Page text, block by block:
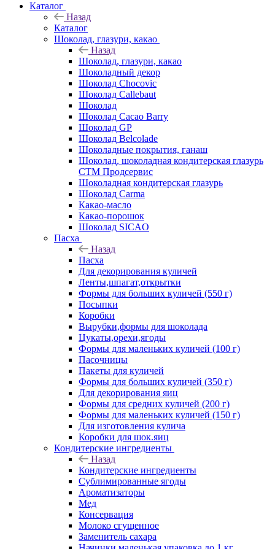
Каталог
Назад
Каталог
Шоколад, глазури, какао
Назад
Шоколад, глазури, какао
Шоколадный декор
Шоколад Chocovic
Шоколад Callebaut
Шоколад
Шоколад Cacao Barry
Шоколад GP
Шоколад Belcolade
Шоколадные покрытия, ганаш
Шоколад, шоколадная кондитерская глазурь
СТМ Продсервис
Шоколадная кондитерская глазурь
Шоколад Carma
Какао-масло
Какао-порошок
Шоколад SICAO
Пасха
Назад
Пасха
Для декорирования куличей
Ленты,шпагат,открытки
Формы для больших куличей (550 г)
Посыпки
Коробки
Вырубки,формы для шоколада
Цукаты,орехи,ягоды
Формы для маленьких куличей (100 г)
Пасочницы
Пакеты для куличей
Формы для больших куличей (350 г)
Для декорирования яиц
Формы для средних куличей (200 г)
Формы для маленьких куличей (150 г)
Для изготовления кулича
Коробки для шок.яиц
Кондитерские ингредиенты
Назад
Кондитерские ингредиенты
Сублимированные ягоды
Ароматизаторы
Мед
Консервация
Молоко сгущенное
Заменитель сахара